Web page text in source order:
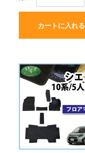
カートに入れる